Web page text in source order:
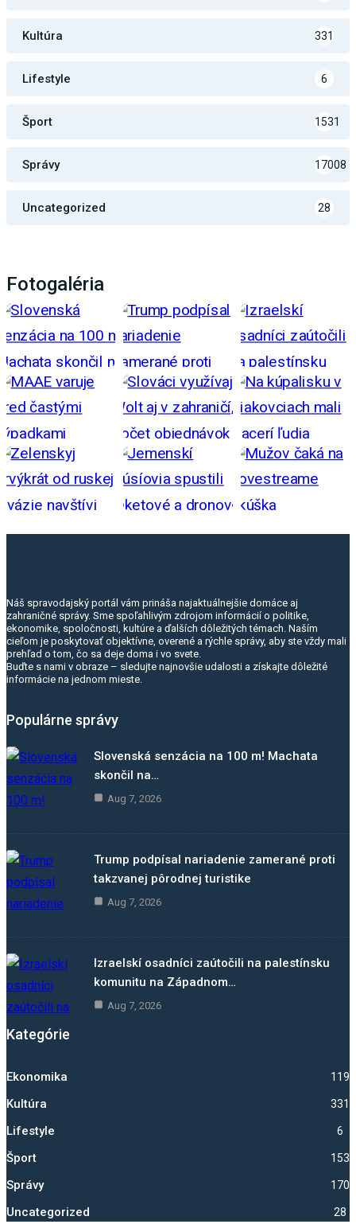
Kultúra 331
Lifestyle 6
Šport 1531
Správy 17008
Uncategorized 28
Fotogaléria
Náš spravodajský portál vám prináša najaktuálnejšie domáce aj
zahraničné správy. Sme spoľahlivým zdrojom informácií o politike,
ekonomike, spoločnosti, kultúre a ďalších dôležitých témach. Naším
cieľom je poskytovať objektívne, overené a rýchle správy, aby ste vždy mali
prehľad o tom, čo sa deje doma i vo svete.
Buďte s nami v obraze – sledujte najnovšie udalosti a získajte dôležité
informácie na jednom mieste.
Populárne správy
Slovenská senzácia na 100 m! Machata
skončil na…
Aug 7, 2026
Trump podpísal nariadenie zamerané proti
takzvanej pôrodnej turistike
Aug 7, 2026
Izraelskí osadníci zaútočili na palestínsku
komunitu na Západnom…
Aug 7, 2026
Kategórie
Ekonomika 1192
Kultúra 331
Lifestyle 6
Šport 1531
Správy
Uncategorized 28